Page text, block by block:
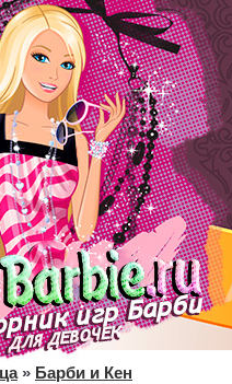
» Барби и Кен